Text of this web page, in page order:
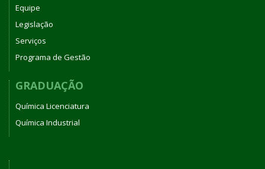
Equipe
Legislação
Serviços
Programa de Gestão
GRADUAÇÃO
Química Licenciatura
Química Industrial